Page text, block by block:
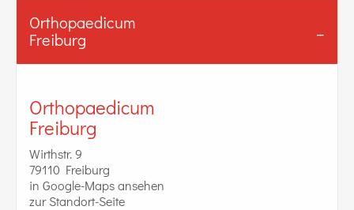
Orthopaedicum
Freiburg
Orthopaedicum
Freiburg
Wirthstr. 9
79110 Freiburg
in Google-Maps ansehen
zur Standort-Seite